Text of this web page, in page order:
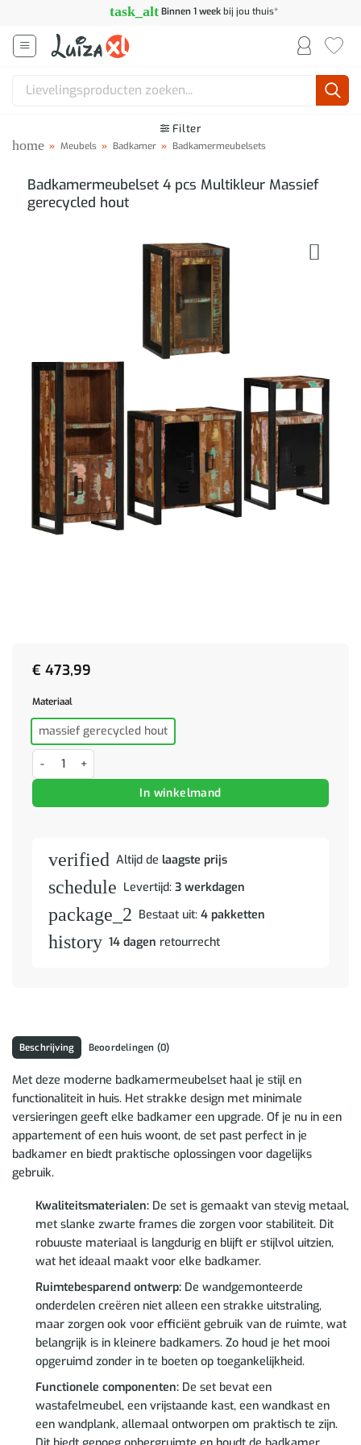
inhoud
task_alt Binnen 1 weekbij jou thuis*
Zoeken
Filter
home » Meubels » Badkamer » Badkamermeubelsets
Badkamermeubelset 4 pcs Multikleur Massief
gerecycled hout
€ 473,99
Materiaal
massief gerecycled hout
Badkamermeubelset 4 pcs Multikleur Massief gerecycled hout
In winkelmand
verified Altijd de laagste prijs
schedule Levertijd: 3 werkdagen
package_2 Bestaat uit: 4 pakketten
history 14 dagen retourrecht
Beschrijving Beoordelingen (0)
Met deze moderne badkamermeubelset haal je stijl en
functionaliteit in huis. Het strakke design met minimale
versieringen geeft elke badkamer een upgrade. Of je nu in een
appartement of een huis woont, de set past perfect in je
badkamer en biedt praktische oplossingen voor dagelijks
gebruik.
Kwaliteitsmaterialen:De set is gemaakt van stevig metaal,
met slanke zwarte frames die zorgen voor stabiliteit. Dit
robuuste materiaal is langdurig en blijft er stijlvol uitzien,
wat het ideaal maakt voor elke badkamer.
Ruimtebesparend ontwerp:De wandgemonteerde
onderdelen creëren niet alleen een strakke uitstraling,
maar zorgen ook voor efficiënt gebruik van de ruimte, wat
belangrijk is in kleinere badkamers. Zo houd je het mooi
opgeruimd zonder in te boeten op toegankelijkheid.
Functionele componenten:De set bevat een
wastafelmeubel, een vrijstaande kast, een wandkast en
een wandplank, allemaal ontworpen om praktisch te zijn.